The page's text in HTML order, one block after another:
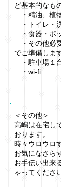
ど基本的なも
・精油、植
・トイレ・
・食器・ポ
・その他必
でご準備しま
・駐車場１
​ ・​wi-fi
＜その他＞
高嶋は在宅し
おります。
時々ウロウロ
お気になさら
お手伝い出来
ゃってくださ